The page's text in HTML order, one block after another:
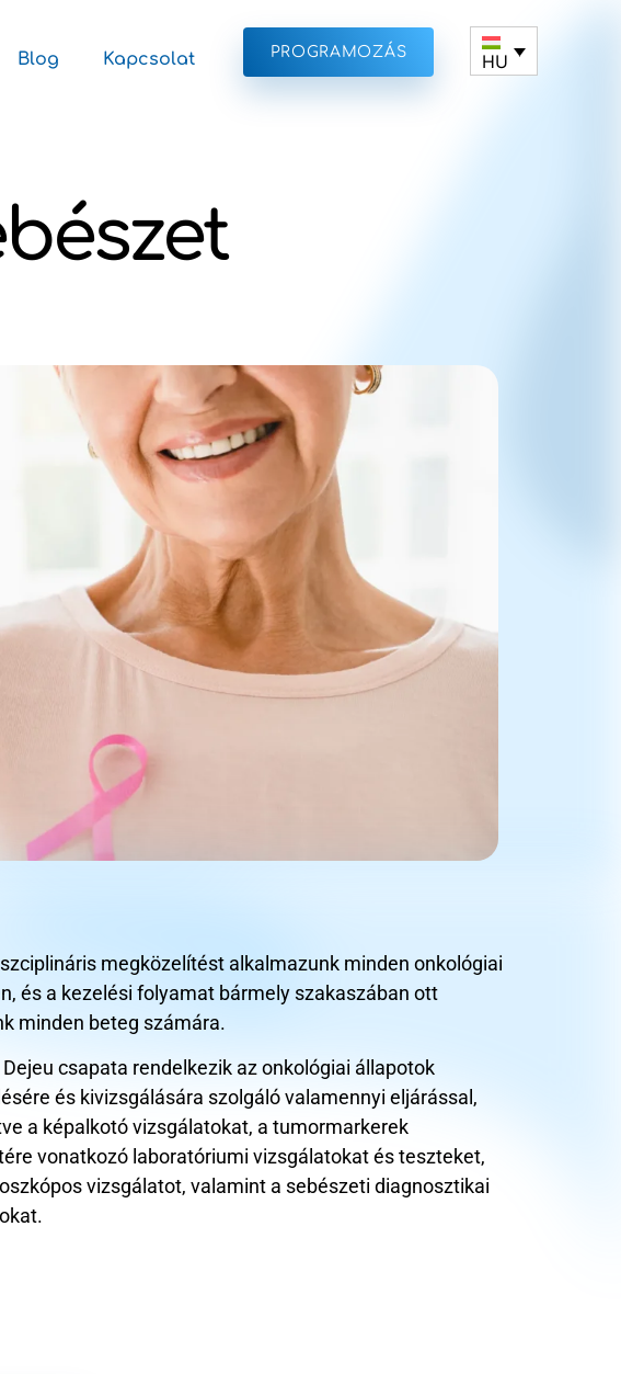
Blog Kapcsolat PROGRAMOZÁS HU
megközelítést alkalmazunk minden onkológiai
és a kezelési folyamat bármely szakaszában ott
minden beteg számára.
csapata rendelkezik az onkológiai állapotok
és kivizsgálására szolgáló valamennyi eljárással,
a képalkotó vizsgálatokat, a tumormarkerek
vonatkozó laboratóriumi vizsgálatokat és teszteket,
vizsgálatot, valamint a sebészeti diagnosztikai